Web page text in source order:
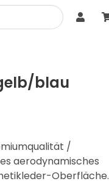
blau
/
aerodynamisches
Oberfläche.